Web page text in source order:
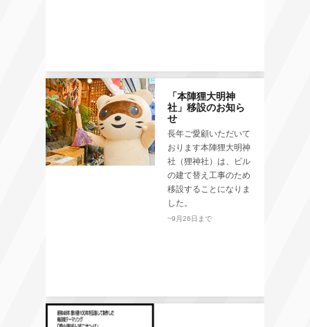
「本陣狸大明神
社」移設のお知ら
せ
長年ご愛顧いただいて
おります本陣狸大明神
社（狸神社）は、ビル
の建て替え工事のため
移設することになりま
した。
~9月26日まで